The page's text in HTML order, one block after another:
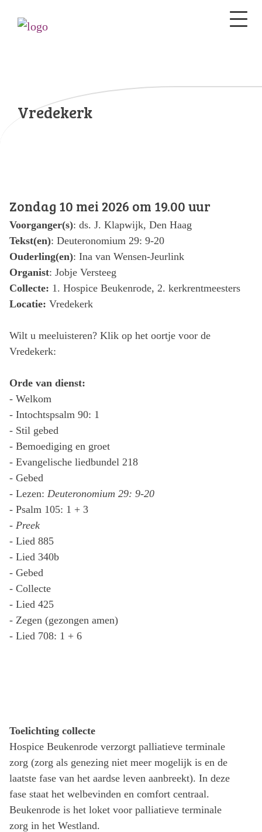
Vredekerk
Zondag 10 mei 2026 om 19.00 uur
Voorganger(s): ds. J. Klapwijk, Den Haag
Tekst(en): Deuteronomium 29: 9-20
Ouderling(en): Ina van Wensen-Jeurlink
Organist: Jobje Versteeg
Collecte: 1. Hospice Beukenrode, 2. kerkrentmeesters
Locatie: Vredekerk
Wilt u meeluisteren? Klik op het oortje voor de
Vredekerk:
Orde van dienst:
- Welkom
- Intochtspsalm 90: 1
- Stil gebed
- Bemoediging en groet
- Evangelische liedbundel 218
- Gebed
- Lezen: Deuteronomium 29: 9-20
- Psalm 105: 1 + 3
- Preek
- Lied 885
- Lied 340b
- Gebed
- Collecte
- Lied 425
- Zegen (gezongen amen)
- Lied 708: 1 + 6
Toelichting collecte
Hospice Beukenrode verzorgt palliatieve terminale
zorg (zorg als genezing niet meer mogelijk is en de
laatste fase van het aardse leven aanbreekt). In deze
fase staat het welbevinden en comfort centraal.
Beukenrode is het loket voor palliatieve terminale
zorg in het Westland.